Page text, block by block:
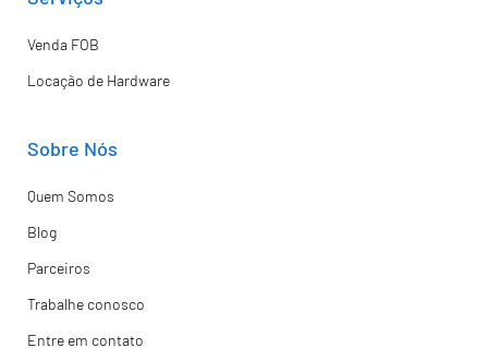
Venda FOB
Locação de Hardware
Sobre Nós
Quem Somos
Blog
Parceiros
Trabalhe conosco
Entre em contato